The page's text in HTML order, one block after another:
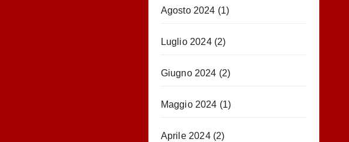
Agosto 2024 (1)
Luglio 2024(2)
Giugno 2024 (2)
Maggio 2024 (1)
Aprile 2024(2)